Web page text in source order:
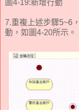
圖4-19:新增行動
7.重複上述步驟5~6
動，如圖4-20所示。